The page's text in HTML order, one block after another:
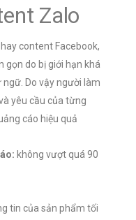
Zalo
content Facebook,
gọn do bị giới hạn khá
Do vậy người làm
yêu cầu của từng
cáo hiệu quả
không vượt quá 90
tin của sản phẩm tối